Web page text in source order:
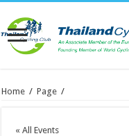
Home / Page /
« All Events